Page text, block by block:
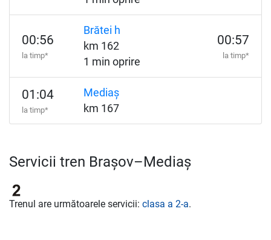
00:56
la timp*
Brătei h
km 162
1 min oprire
00:57
la timp*
01:04
la timp*
Mediaș
km 167
Servicii tren Brașov–Mediaș
Trenul are următoarele servicii: clasa a 2-a.